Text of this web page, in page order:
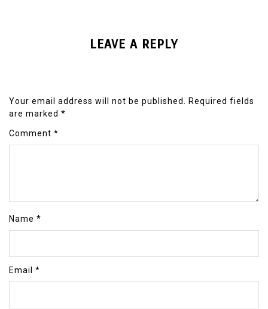
LEAVE A REPLY
Your email address will not be published.
Required fields
are marked *
Comment *
Name *
Email *